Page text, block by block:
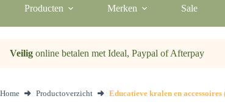
Producten Merken Sale
Veilig online betalen met Ideal, Paypal of Afterpay
Home Productoverzicht Educatieve kralen en accessoires